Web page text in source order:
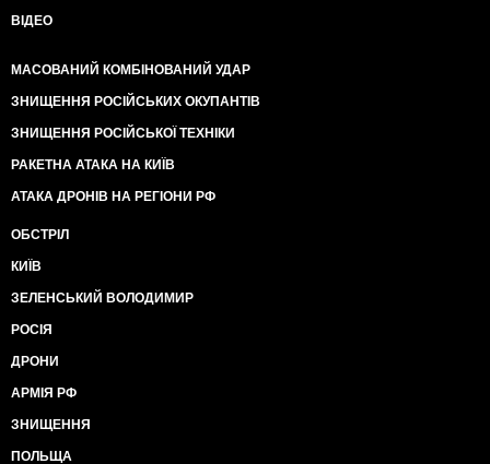
ВІДЕО
МАСОВАНИЙ КОМБІНОВАНИЙ УДАР
ЗНИЩЕННЯ РОСІЙСЬКИХ ОКУПАНТІВ
ЗНИЩЕННЯ РОСІЙСЬКОЇ ТЕХНІКИ
РАКЕТНА АТАКА НА КИЇВ
АТАКА ДРОНІВ НА РЕГІОНИ РФ
ОБСТРІЛ
КИЇВ
ЗЕЛЕНСЬКИЙ ВОЛОДИМИР
РОСІЯ
ДРОНИ
АРМІЯ РФ
ЗНИЩЕННЯ
ПОЛЬЩА